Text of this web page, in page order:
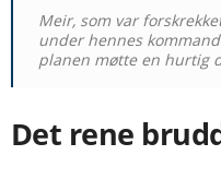
Meir, som var
under hennes
planen møtte en hurtig
Det rene